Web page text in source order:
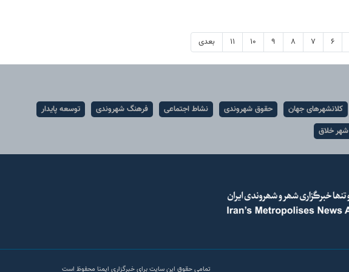
۶ ۷ ۸ ۹ ۱۰ ۱۱ بعدی
کلانشهرهای جهان حقوق شهروندی نشاط اجتماعی فرهنگ شهروندی
توسعه پایدار
شهر خلاق
تمامی حقوق این سایت برای خبرگزاری ایمنا محفوظ است